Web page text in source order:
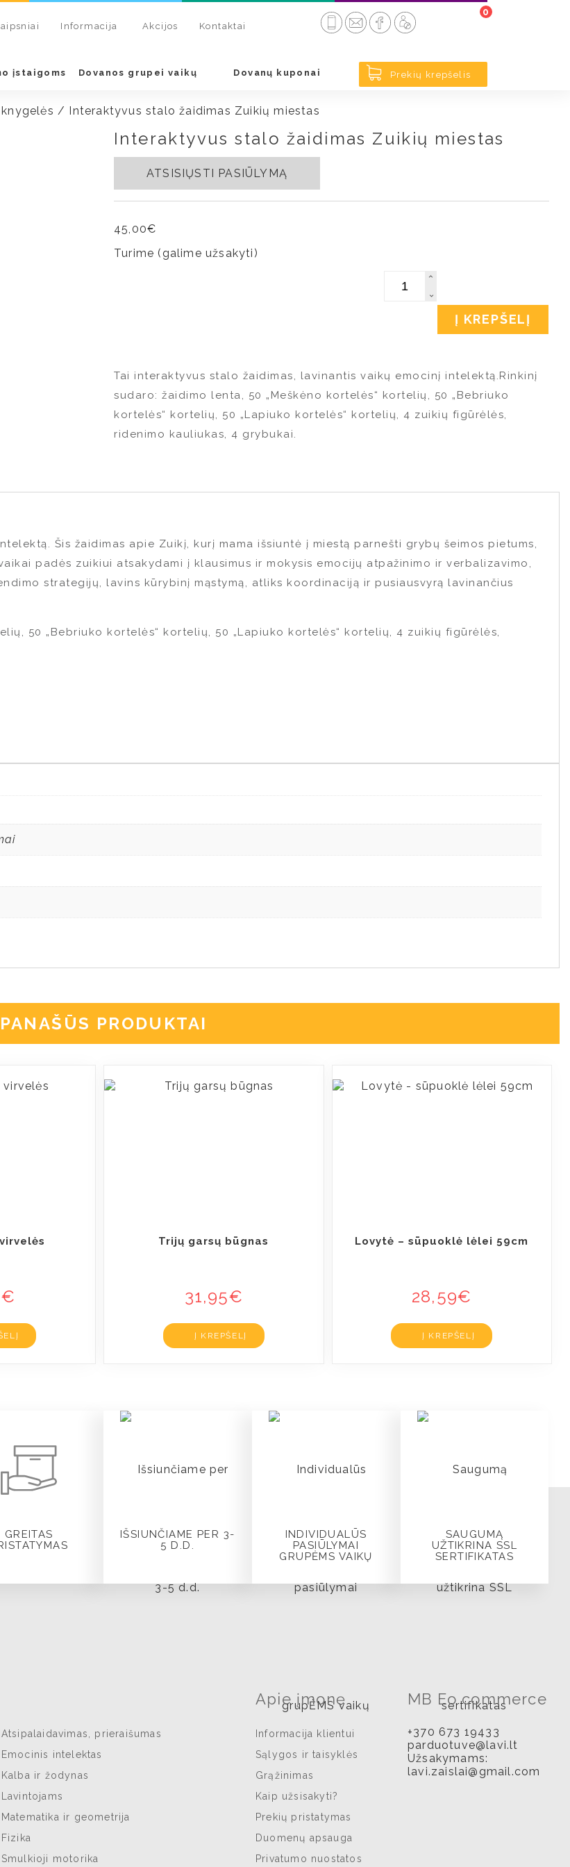
Informacija Akcijos Kontaktai
Prekių krepšelis
0
įstaigoms Dovanos grupei vaikų Dovanų kuponai
/ Interaktyvus stalo žaidimas Zuikių miestas
Interaktyvus stalo žaidimas Zuikių miestas
ATSISIŲSTI PASIŪLYMĄ
45,00€
Turime (galime užsakyti)
Į KREPŠELĮ
Tai interaktyvus stalo žaidimas, lavinantis vaikų emocinį intelektą.Rinkinį
sudaro: žaidimo lenta, 50 „Meškėno kortelės“ kortelių, 50 „Bebriuko
kortelės“ kortelių, 50 „Lapiuko kortelės“ kortelių, 4 zuikių figūrėlės,
ridenimo kauliukas, 4 grybukai.
Šis žaidimas apie Zuikį, kurį mama išsiuntė į miestą parnešti grybų šeimos pietums,
padės zuikiui atsakydami į klausimus ir mokysis emocijų atpažinimo ir verbalizavimo,
strategijų, lavins kūrybinį mąstymą, atliks koordinaciją ir pusiausvyrą lavinančius
50 „Bebriuko kortelės“ kortelių, 50 „Lapiuko kortelės“ kortelių, 4 zuikių figūrėlės,
PANAŠŪS PRODUKTAI
€
Trijų garsų būgnas
31,95€
Į KREPŠELĮ
Lovytė – sūpuoklė lėlei 59cm
28,59€
Į KREPŠELĮ
GREITAS
IŠSIUNČIAME PER 3-
5 D.D.
INDIVIDUALŪS
PASIŪLYMAI
GRUPĖMS VAIKŲ
SAUGUMĄ
UŽTIKRINA SSL
SERTIFIKATAS
Atsipalaidavimas, prieraišumas
Emocinis intelektas
Kalba ir žodynas
Lavintojams
Matematika ir geometrija
Fizika
Smulkioji motorika
Apie įmonę
Informacija klientui
Sąlygos ir taisyklės
Grąžinimas
Kaip užsisakyti?
Prekių pristatymas
Duomenų apsauga
Privatumo nuostatos
MB Eo commerce
+370 673 19433
parduotuve@lavi.lt
Užsakymams:
lavi.zaislai@gmail.com